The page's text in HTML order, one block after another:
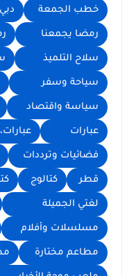
خطب الجمعة دبي
رمضا يجمعنا
سلاح التلميذ
سياحة وسفر
سياسة واقتصاد
عبارات عبارات،
فضائيات وترددات
قطر كتالوج
لغتي الجميلة
مسلسلات وأفلام
مطاعم مختارة